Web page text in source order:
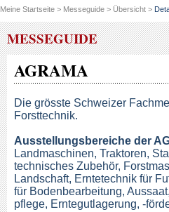
Meine Startseite > Messeguide > Übersicht >
MESSEGUIDE
AGRAMA
Die grösste Schweizer
Forsttechnik.
Ausstellungsbereiche der
Landmaschinen, Traktoren,
technisches Zubehör,
Landschaft, Erntetechnik für
für Bodenbearbeitung,
pflege, Erntegutlagerung, -